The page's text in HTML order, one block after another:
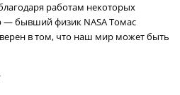
работам некоторых
— бывший физик NASA Томас
в том, что наш мир может быть